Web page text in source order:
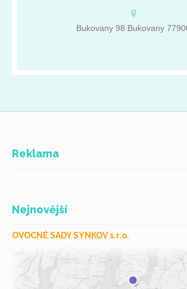
Zajišťujeme záruční i pozáruční servis. Najdete
MTD, Honda, Vari, Dakr, Seco Group, Brigss &
Bukovany 98 Bukovany
Reklama
Nejnovější
OVOCNÉ SADY SYNKOV s.r.o.